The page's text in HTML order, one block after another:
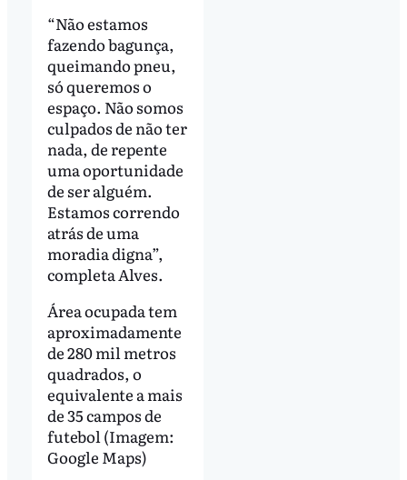
“Não estamos
fazendo bagunça,
queimando pneu,
só queremos o
espaço. Não somos
culpados de não ter
nada, de repente
uma oportunidade
de ser alguém.
Estamos correndo
atrás de uma
moradia digna”,
completa Alves.
Área ocupada tem
aproximadamente
de 280 mil metros
quadrados, o
equivalente a mais
de 35 campos de
futebol (Imagem:
Google Maps)